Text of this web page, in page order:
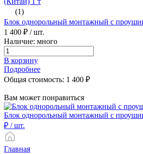
(1)
Блок однорольный монтажный с
1 400 ₽ / шт.
Наличие: много
В корзину
Подробнее
Общая стоимость: 1 400 ₽
Вам может понравиться
Блок однорольный монтажный с
₽ / шт.
Главная